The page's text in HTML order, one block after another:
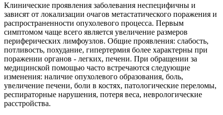
Клинические проявления заболевания неспецифичны и
зависят от локализации очагов метастатического поражения и
распространенности опухолевого процесса. Первым
симптомом чаще всего является увеличение размеров
периферических лимфоузлов. Общие проявления: слабость,
потливость, похудание, гипертермия более характерны при
поражении органов - легких, печени. При обращении за
медицинской помощью часто встречаются следующие
изменения: наличие опухолевого образования, боль,
увеличение печени, боли в костях, патологические переломы,
респираторные нарушения, потеря веса, неврологические
расстройства.